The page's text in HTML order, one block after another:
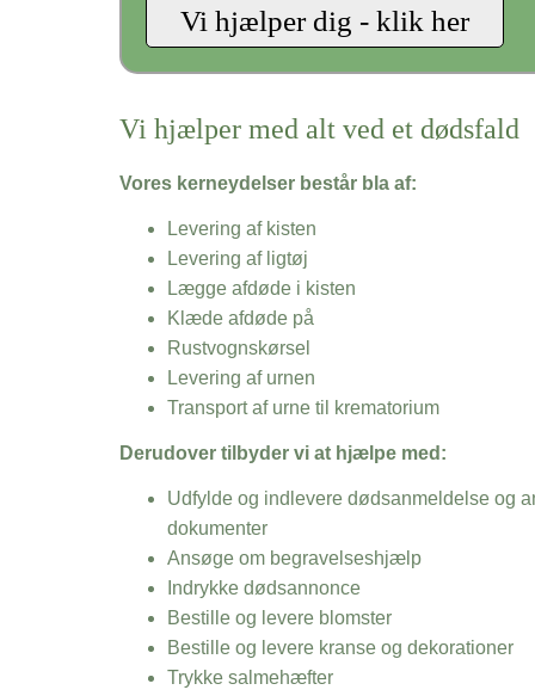
Vi hjælper med alt ved et dødsfald
Vores kerneydelser består bla af:
Levering af kisten
Levering af ligtøj
Lægge afdøde i kisten
Klæde afdøde på
Rustvognskørsel
Levering af urnen
Transport af urne til krematorium
Derudover tilbyder vi at hjælpe med:
Udfylde og indlevere dødsanmeldelse og
dokumenter
Ansøge om begravelseshjælp
Indrykke dødsannonce
Bestille og levere blomster
Bestille og levere kranse og dekorationer
Trykke salmehæfter